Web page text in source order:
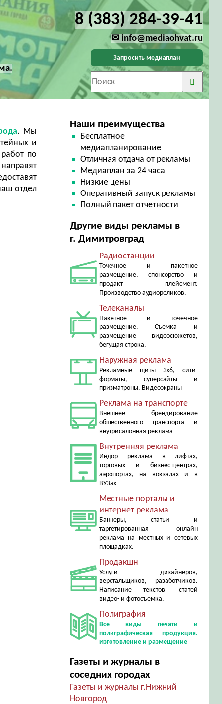
8 (383) 284-39-41
✉ info@mediaohvat.ru
Запросить медиаплан
. Мы
и
по
отдел
Наши преимущества
Бесплатное
медиапланирование
Отличная отдача от рекламы
Медиаплан за 24 часа
Низкие цены
Оперативный запуск рекламы
Полный пакет отчетности
Другие виды рекламы в
г. Димитровград
Радиостанции
Точечное и пакетное
размещение, спонсорство и
продакт плейсмент.
Производство аудиороликов.
Телеканалы
Пакетное и точечное
размещение. Съемка и
размещение видеосюжетов,
бегущая строка.
Наружная реклама
Рекламные щиты 3х6, сити-
форматы, суперсайты и
призматроны. Видеоэкраны
Реклама на транспорте
Внешнее брендирование
общественного транспорта и
внутрисалонная реклама
Внутренняя реклама
Индор реклама в лифтах,
торговых и бизнес-центрах,
аэропортах, на вокзалах и в
ВУЗах
Местные порталы и
интернет реклама
Баннеры, статьи и
таргетированная онлайн
реклама на местных и сетевых
площадках.
Продакшн
Услуги дизайнеров,
верстальщиков, разаботчиков.
Написание текстов, статей
видео- и фотосъемка.
Полиграфия
Все виды печати и
полиграфическая продукция.
Изготовление и размещение
Газеты и журналы в
соседних городах
Газеты и журналы г.Нижний
Новгород